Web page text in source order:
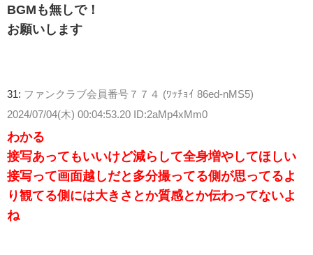
BGMも無しで！
お願いします
31: ファンクラブ会員番号７７４ (ﾜｯﾁｮｲ 86ed-nMS5)
2024/07/04(木) 00:04:53.20 ID:2aMp4xMm0
わかる
接写あってもいいけど減らして全身増やしてほしい
接写って画面越しだと多分撮ってる側が思ってるよ
り観てる側には大きさとか質感とか伝わってないよ
ね